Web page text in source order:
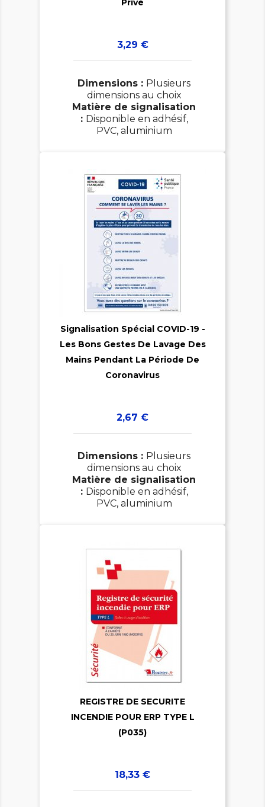
Privé
Prix
3,29 €
Dimensions : Plusieurs
dimensions au choix
Matière de signalisation
: Disponible en adhésif,
PVC, aluminium

Signalisation Spécial COVID-19 -
Les Bons Gestes De Lavage Des
Mains Pendant La Période De
Coronavirus
Prix
2,67 €
Dimensions : Plusieurs
dimensions au choix
Matière de signalisation
: Disponible en adhésif,
PVC, aluminium


REGISTRE DE SECURITE
INCENDIE POUR ERP TYPE L
(P035)
Prix
18,33 €